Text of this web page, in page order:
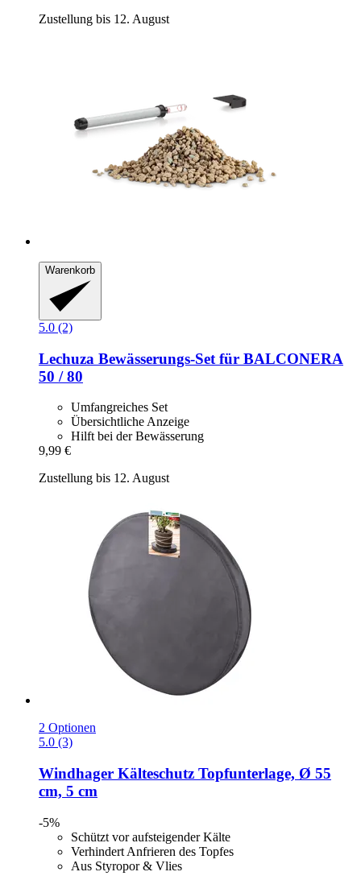
Zustellung bis 12. August
Warenkorb
5.0 (2)
Lechuza Bewässerungs-​Set für BALCONERA
50 / 80
Umfangreiches Set
Übersichtliche Anzeige
Hilft bei der Bewässerung
9,99 €
Zustellung bis 12. August
2 Optionen
5.0 (3)
Windhager Kälteschutz Topfunterlage, Ø 55
cm, 5 cm
-5%
Schützt vor aufsteigender Kälte
Verhindert Anfrieren des Topfes
Aus Styropor & Vlies